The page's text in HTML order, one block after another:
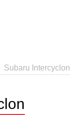
Subaru Intercyclon